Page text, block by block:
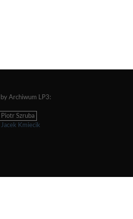
Archiwum LP3:
Piotr Szruba
Jacek Kmiecik